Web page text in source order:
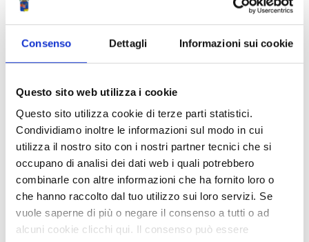
Consenso Dettagli Informazioni sui cookie
Questo sito web utilizza i cookie
Questo sito utilizza cookie di terze parti statistici.
Condividiamo inoltre le informazioni sul modo in cui
utilizza il nostro sito con i nostri partner tecnici che si
occupano di analisi dei dati web i quali potrebbero
combinarle con altre informazioni che ha fornito loro o
che hanno raccolto dal tuo utilizzo sui loro servizi. Se
vuole saperne di più o negare il consenso a tutti o ad
alcuni cookie clicchi qui. Il consenso può essere
I quattro progetti.
Ben 437 gli studenti – 318 dei quali
reggiani, 228 di quarta superiore e 90 neodiplomati – che
nei mesi scorsi hanno svolto esperienze all’estero grazie ai
progetti Move4Trade, MechMob, Eat in Emilia e Movet 2.0.
del progetto sullo sviluppo competitivo e
sull’internazionalizzazione delle imprese, mentre l’Itis Galileo
Galilei di Arezzo ha seguito il progetto sulla formazione in
ambito meccanico e meccatronico; entrambi i percorsi sono
stati realizzati in collaborazione con Unindustria Reggio
Emilia. Il Comune di Correggio era invece capofila di un
progetto focalizzato sulla formazione di profili altamente
specializzati in ambito agricolo e agroalimentare mentre la
Provincia di Reggio Emilia, oltre ad aver coordinato la